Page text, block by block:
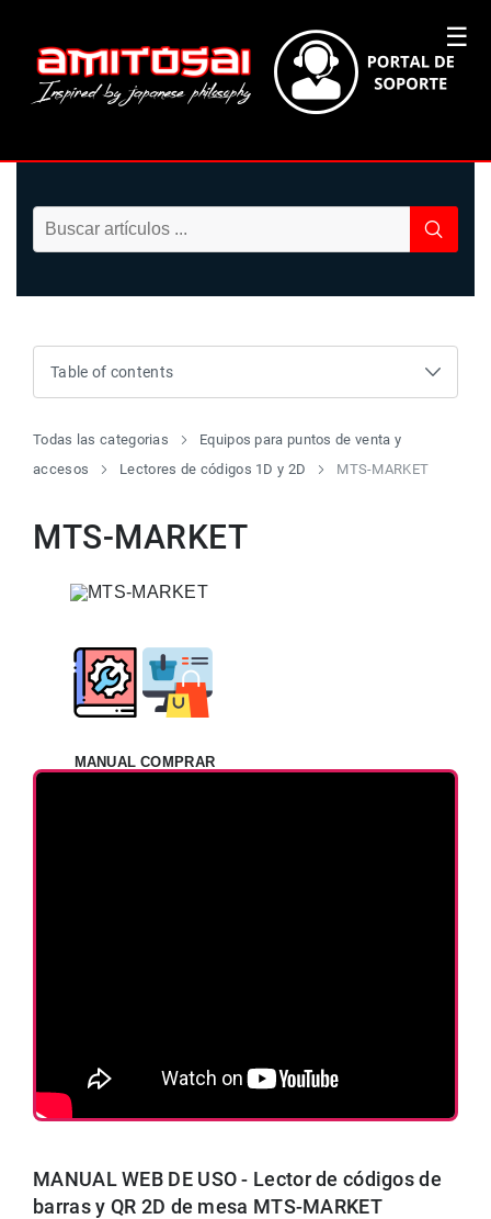
☰
Todas las categorias
Equipos para puntos de venta y
accesos
Lectores de códigos 1D y 2D MTS-MARKET
MTS-MARKET
MANUAL COMPRAR
MANUAL WEB DE USO - Lector de códigos de
barras y QR 2D de mesa MTS-MARKET
Table of contents